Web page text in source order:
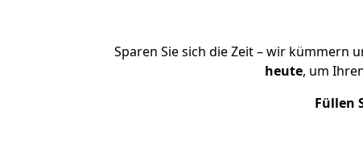
Sparen Sie sich die Zeit – wir kümmern
heute, um
Füllen